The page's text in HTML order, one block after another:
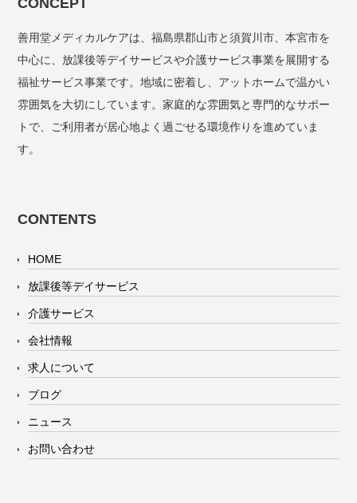
善用堂メディカルケアは、福島県郡山市と須賀川市、本宮市を
中心に、放課後等デイサービスや介護サービス事業を展開する
福祉サービス事業です。地域に密着し、アットホームで温かい
雰囲気を大切にしています。家庭的な雰囲気と専門的なサポー
トで、ご利用者が居心地よく過ごせる環境作りを進めていま
す。
CONTENTS
HOME
放課後等デイサービス
介護サービス
会社情報
求人について
ブログ
ニュース
お問い合わせ